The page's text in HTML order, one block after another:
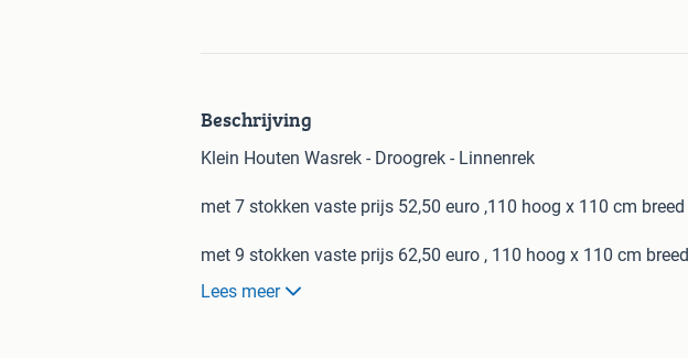
Beschrijving
Klein Houten Wasrek - Droogrek - Linnenrek
met 7 stokken vaste prijs 52,50 euro ,110 hoog x 110 cm breed
met 9 stokken vaste prijs 62,50 euro , 110 hoog x 110 cm breed
voor kleine wasjes in huis of voor bij de Caravan
Lees meer